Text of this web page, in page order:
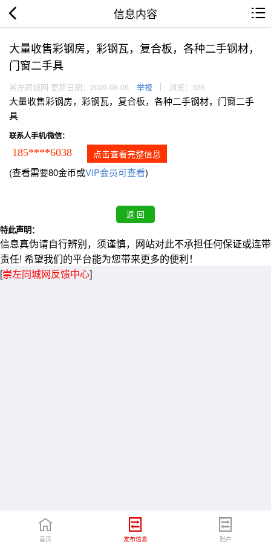
信息内容
大量收售彩钢房，彩钢瓦，复合板，各种二手钢材，
门窗二手具
崇左同城网 更新日期：2026-08-06 举报 浏览：535
大量收售彩钢房，彩钢瓦，复合板，各种二手钢材，门窗二手
具
联系人手机/微信：
185****6038 点击查看完整信息
(查看需要80金币或VIP会员可查看)
特此声明：
信息真伪请自行辨别，须谨慎，网站对此不承担任何保证或连带
责任! 希望我们的平台能为您带来更多的便利！
[崇左同城网反馈中心]
首页 发布信息 账户